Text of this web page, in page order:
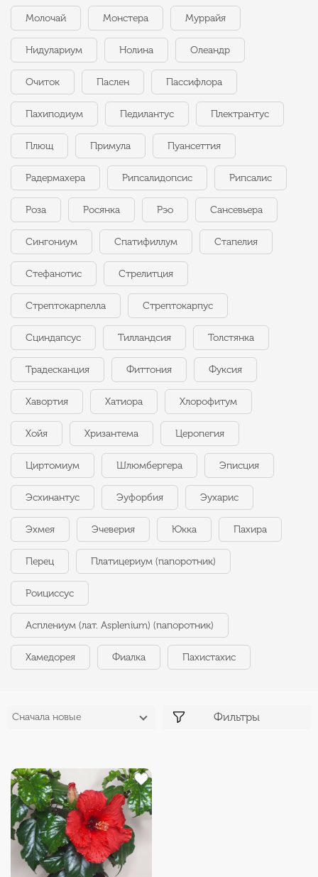
Молочай Монстера Муррайя
Нидулариум Нолина Олеандр
Очиток Паслен Пассифлора
Пахиподиум Педилантус Плектрантус
Плющ Примула Пуансеттия
Радермахера Рипсалидопсис Рипсалис
Роза Росянка Рэо Сансевьера
Сингониум Спатифиллум Стапелия
Стефанотис Стрелитция
Стрептокарпелла Стрептокарпус
Сциндапсус Тилландсия Толстянка
Традесканция Фиттония Фуксия
Хавортия Хатиора Хлорофитум
Хойя Хризантема Церопегия
Циртомиум Шлюмбергера Эписция
Эсхинантус Эуфорбия Эухарис
Эхмея Эчеверия Юкка Пахира
Перец Платицериум (папоротник)
Роициссус
Асплениум (лат. Asplenium) (папоротник)
Хамедорея Фиалка Пахистахис
Сначала новые Фильтры